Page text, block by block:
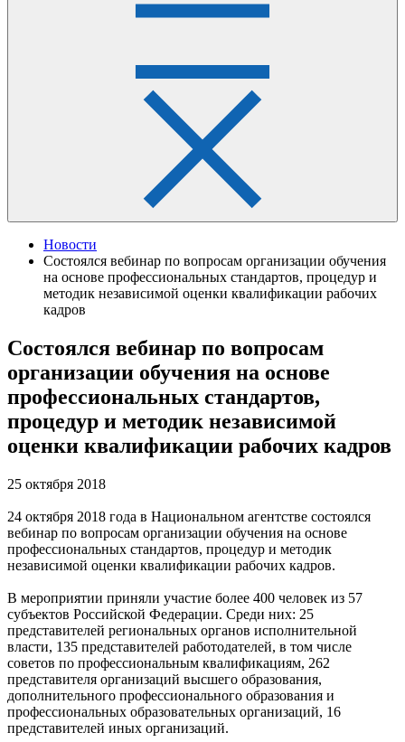
Новости
Состоялся вебинар по вопросам организации обучения
на основе профессиональных стандартов, процедур и
методик независимой оценки квалификации рабочих
кадров
Состоялся вебинар по вопросам
организации обучения на основе
профессиональных стандартов,
процедур и методик независимой
оценки квалификации рабочих кадров
25 октября 2018
24 октября 2018 года в Национальном агентстве состоялся
вебинар по вопросам организации обучения на основе
профессиональных стандартов, процедур и методик
независимой оценки квалификации рабочих кадров.
В мероприятии приняли участие более 400 человек из 57
субъектов Российской Федерации. Среди них: 25
представителей региональных органов исполнительной
власти, 135 представителей работодателей, в том числе
советов по профессиональным квалификациям, 262
представителя организаций высшего образования,
дополнительного профессионального образования и
профессиональных образовательных организаций, 16
представителей иных организаций.